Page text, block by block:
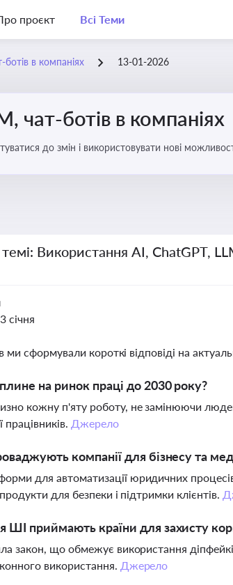
проєкт Всі Теми
в компаніях 13-01-2026
чат-ботів в компаніях
до змін і використовувати нові
Використання AI, ChatGPT,
січня
ми сформували короткі відповіді на
на ринок праці до 2030 року?
кожну п'яту роботу, не замінюючи
працівників. Джерело
компанії для бізнесу та
для автоматизації юридичних
для безпеки і підтримки клієнтів.
ШІ приймають країни для захисту
закон, що обмежує використання
використання. Джерело